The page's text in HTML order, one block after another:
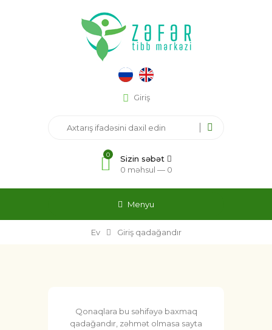
Giriş
0
Sizin səbət
0 məhsul — 0
Menyu
Ev Giriş qadağandır
Qonaqlara bu səhifəyə baxmaq
qadağandır, zəhmət olmasa sayta